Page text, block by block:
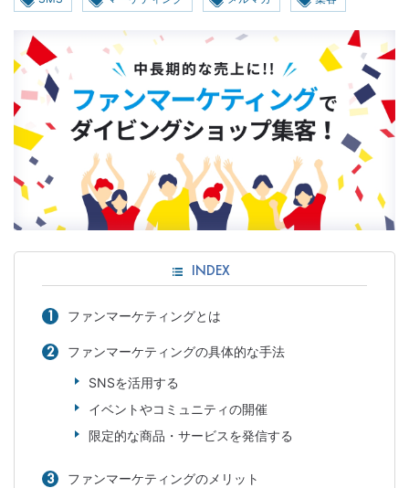
INDEX
ファンマーケティングとは
ファンマーケティングの具体的な手法
SNSを活用する
イベントやコミュニティの開催
限定的な商品・サービスを発信する
ファンマーケティングのメリット